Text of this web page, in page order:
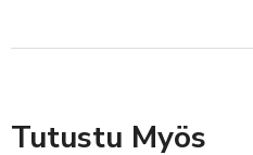
Tutustu Myös